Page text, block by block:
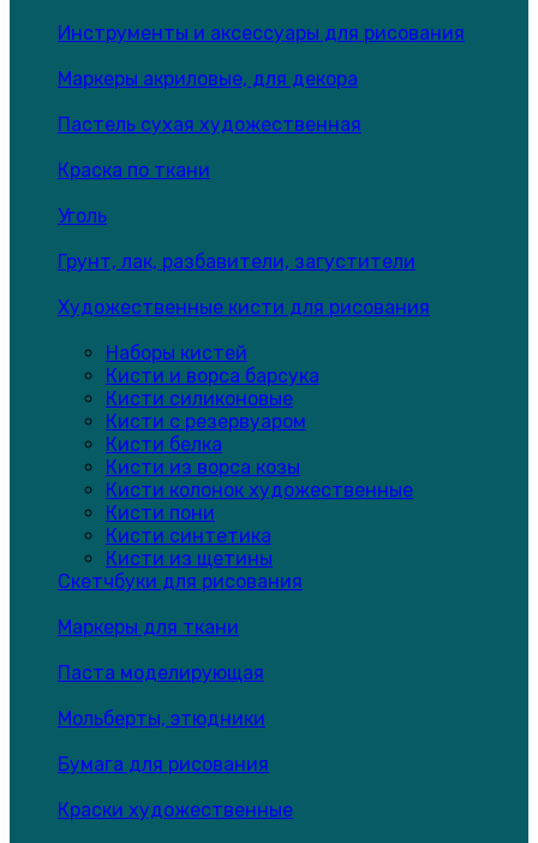
Инструменты и аксессуары для рисования
Маркеры акриловые, для декора
Пастель сухая художественная
Краска по ткани
Уголь
Грунт, лак, разбавители, загустители
Художественные кисти для рисования
Наборы кистей
Кисти и ворса барсука
Кисти силиконовые
Кисти с резервуаром
Кисти белка
Кисти из ворса козы
Кисти колонок художественные
Кисти пони
Кисти синтетика
Кисти из щетины
Скетчбуки для рисования
Маркеры для ткани
Паста моделирующая
Мольберты, этюдники
Бумага для рисования
Краски художественные